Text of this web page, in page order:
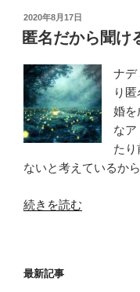
投
稿
日:
2020年8月17日
匿名だから聞け
ナデ
り
婚を
なア
たり
ないと考えているか
“匿
ら
続きを読む
最新記事